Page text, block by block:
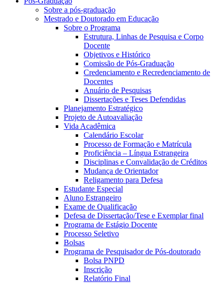
Sobre a pós-graduação
Mestrado e Doutorado em Educação
Sobre o Programa
Estrutura, Linhas de Pesquisa e Corpo
Docente
Objetivos e Histórico
Comissão de Pós-Graduação
Credenciamento e Recredenciamento de
Docentes
Anuário de Pesquisas
Dissertações e Teses Defendidas
Planejamento Estratégico
Projeto de Autoavaliação
Vida Acadêmica
Calendário Escolar
Processo de Formação e Matrícula
Proficiência – Língua Estrangeira
Disciplinas e Convalidação de Créditos
Mudança de Orientador
Religamento para Defesa
Estudante Especial
Aluno Estrangeiro
Exame de Qualificação
Defesa de Dissertação/Tese e Exemplar final
Programa de Estágio Docente
Processo Seletivo
Bolsas
Programa de Pesquisador de Pós-doutorado
Bolsa PNPD
Inscrição
Relatório Final